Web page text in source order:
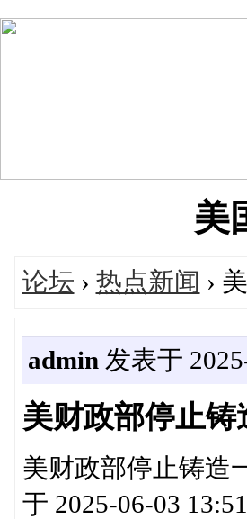
美
论坛 › 热点新闻 ›
admin 发表于
美财政部停止
美财政部停止铸造
于 2025-06-03